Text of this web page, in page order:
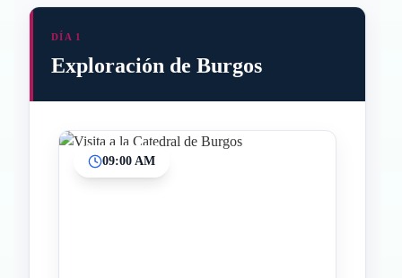
DÍA 1
Exploración de Burgos
09:00 AM